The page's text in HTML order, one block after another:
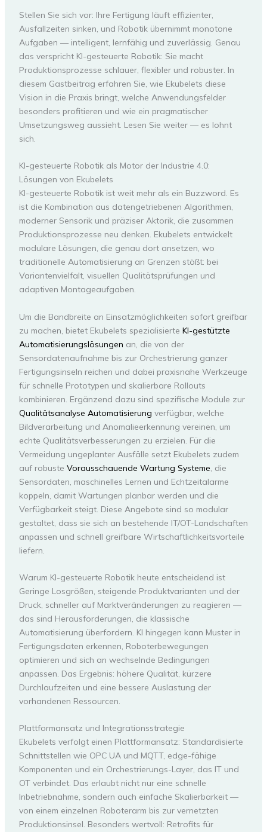
Stellen Sie sich vor: Ihre Fertigung läuft effizienter,
Ausfallzeiten sinken, und Robotik übernimmt monotone
Aufgaben — intelligent, lernfähig und zuverlässig. Genau
das verspricht KI-gesteuerte Robotik: Sie macht
Produktionsprozesse schlauer, flexibler und robuster. In
diesem Gastbeitrag erfahren Sie, wie Ekubelets diese
Vision in die Praxis bringt, welche Anwendungsfelder
besonders profitieren und wie ein pragmatischer
Umsetzungsweg aussieht. Lesen Sie weiter — es lohnt
sich.
KI-gesteuerte Robotik als Motor der Industrie 4.0:
Lösungen von Ekubelets
KI-gesteuerte Robotik ist weit mehr als ein Buzzword. Es
ist die Kombination aus datengetriebenen Algorithmen,
moderner Sensorik und präziser Aktorik, die zusammen
Produktionsprozesse neu denken. Ekubelets entwickelt
modulare Lösungen, die genau dort ansetzen, wo
traditionelle Automatisierung an Grenzen stößt: bei
Variantenvielfalt, visuellen Qualitätsprüfungen und
adaptiven Montageaufgaben.
Um die Bandbreite an Einsatzmöglichkeiten sofort greifbar
zu machen, bietet Ekubelets spezialisierte KI-gestützte
Automatisierungslösungen an, die von der
Sensordatenaufnahme bis zur Orchestrierung ganzer
Fertigungsinseln reichen und dabei praxisnahe Werkzeuge
für schnelle Prototypen und skalierbare Rollouts
kombinieren. Ergänzend dazu sind spezifische Module zur
Qualitätsanalyse Automatisierung verfügbar, welche
Bildverarbeitung und Anomalieerkennung vereinen, um
echte Qualitätsverbesserungen zu erzielen. Für die
Vermeidung ungeplanter Ausfälle setzt Ekubelets zudem
auf robuste Vorausschauende Wartung Systeme, die
Sensordaten, maschinelles Lernen und Echtzeitalarme
koppeln, damit Wartungen planbar werden und die
Verfügbarkeit steigt. Diese Angebote sind so modular
gestaltet, dass sie sich an bestehende IT/OT-Landschaften
anpassen und schnell greifbare Wirtschaftlichkeitsvorteile
liefern.
Warum KI-gesteuerte Robotik heute entscheidend ist
Geringe Losgrößen, steigende Produktvarianten und der
Druck, schneller auf Marktveränderungen zu reagieren —
das sind Herausforderungen, die klassische
Automatisierung überfordern. KI hingegen kann Muster in
Fertigungsdaten erkennen, Roboterbewegungen
optimieren und sich an wechselnde Bedingungen
anpassen. Das Ergebnis: höhere Qualität, kürzere
Durchlaufzeiten und eine bessere Auslastung der
vorhandenen Ressourcen.
Plattformansatz und Integrationsstrategie
Ekubelets verfolgt einen Plattformansatz: Standardisierte
Schnittstellen wie OPC UA und MQTT, edge-fähige
Komponenten und ein Orchestrierungs-Layer, das IT und
OT verbindet. Das erlaubt nicht nur eine schnelle
Inbetriebnahme, sondern auch einfache Skalierbarkeit —
von einem einzelnen Roboterarm bis zur vernetzten
Produktionsinsel. Besonders wertvoll: Retrofits für